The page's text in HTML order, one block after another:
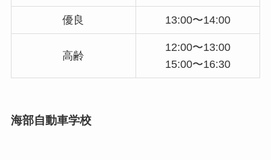
優良 13:00〜14:00
高齢
12:00〜13:00
15:00〜16:30
海部自動車学校